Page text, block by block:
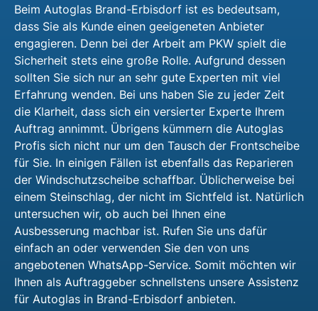
Beim Autoglas Brand-Erbisdorf ist es bedeutsam,
dass Sie als Kunde einen geeigeneten Anbieter
engagieren. Denn bei der Arbeit am PKW spielt die
Sicherheit stets eine große Rolle. Aufgrund dessen
sollten Sie sich nur an sehr gute Experten mit viel
Erfahrung wenden. Bei uns haben Sie zu jeder Zeit
die Klarheit, dass sich ein versierter Experte Ihrem
Auftrag annimmt. Übrigens kümmern die Autoglas
Profis sich nicht nur um den Tausch der Frontscheibe
für Sie. In einigen Fällen ist ebenfalls das Reparieren
der Windschutzscheibe schaffbar. Üblicherweise bei
einem Steinschlag, der nicht im Sichtfeld ist. Natürlich
untersuchen wir, ob auch bei Ihnen eine
Ausbesserung machbar ist. Rufen Sie uns dafür
einfach an oder verwenden Sie den von uns
angebotenen WhatsApp-Service. Somit möchten wir
Ihnen als Auftraggeber schnellstens unsere Assistenz
für Autoglas in Brand-Erbisdorf anbieten.